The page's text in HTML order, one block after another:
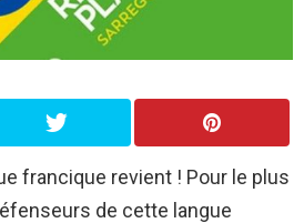
francique revient ! Pour le plus
de cette langue